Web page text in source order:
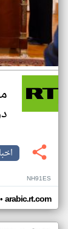
NH91ES
• arabic.rt.com